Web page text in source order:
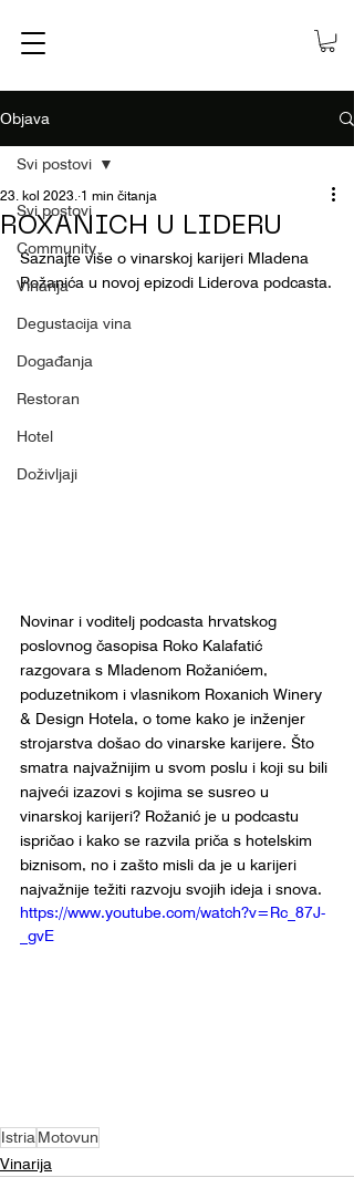
Objava
Svi postovi
Community
Vinarija
Degustacija vina
Događanja
Restoran
Hotel
Doživljaji
Svi postovi
ROXANICH U LIDERU
23. kol 2023. 1 min čitanja
Saznajte više o vinarskoj karijeri Mladena
Rožanića u novoj epizodi Liderova podcasta.
Novinar i voditelj podcasta hrvatskog
poslovnog časopisa Roko Kalafatić
razgovara s Mladenom Rožanićem,
poduzetnikom i vlasnikom Roxanich Winery
& Design Hotela, o tome kako je inženjer
strojarstva došao do vinarske karijere. Što
smatra najvažnijim u svom poslu i koji su bili
najveći izazovi s kojima se susreo u
vinarskoj karijeri? Rožanić je u podcastu
ispričao i kako se razvila priča s hotelskim
biznisom, no i zašto misli da je u karijeri
najvažnije težiti razvoju svojih ideja i snova.
https://www.youtube.com/watch?v=Rc_87J-
_gvE
Istria Motovun
Vinarija